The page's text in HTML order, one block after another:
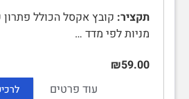
תקציר: קובץ אקסל הכולל פתרון
מניות לפי מדד …
₪59.00
עוד פרטים